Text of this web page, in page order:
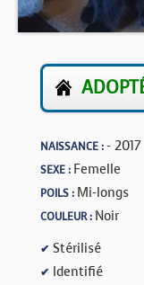
FORUM
NAISSANCE :- 2017
SEXE : Femelle
POILS : Mi-longs
COULEUR : Noir
✔ Stérilisé
✔ Identifié